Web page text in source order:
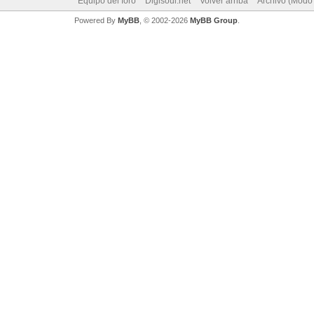
Powered By MyBB, © 2002-2026 MyBB Group.